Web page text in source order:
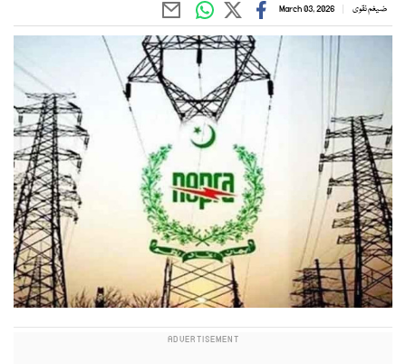
ضیغم نقوی March 03, 2026